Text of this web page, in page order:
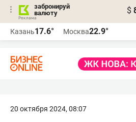
забронируй
валюту
$
Казань17.6° Москва22.9°
20 октября 2024, 08:07